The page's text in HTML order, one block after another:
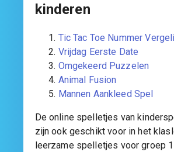
kinderen
Tic Tac Toe Nummer
Vrijdag Eerste Date
Omgekeerd Puzzelen
Animal Fusion
Mannen Aankleed Spel
De online spelletjes van
zijn ook geschikt voor in het
leerzame spelletjes voor groep